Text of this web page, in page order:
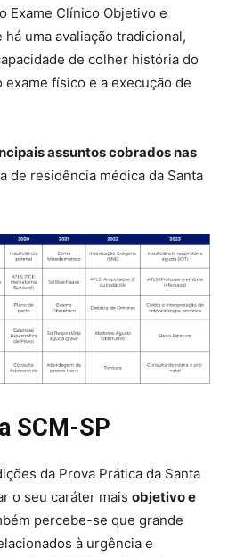
Exame Clínico Objetivo e
uma avaliação tradicional,
de colher história do
exame físico e a execução de
assuntos cobrados nas
de residência médica da Santa
SCM-SP
da Prova Prática da Santa
o seu caráter mais objetivo e
percebe-se que grande
à urgência e